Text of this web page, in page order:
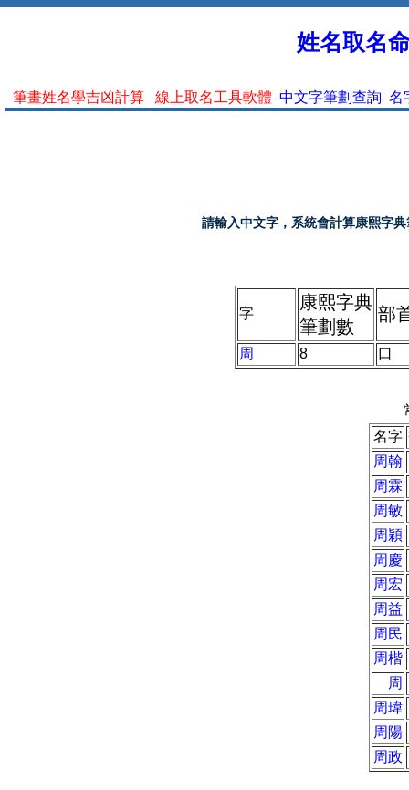
姓名取名
筆畫姓名學吉凶計算 線上取名工具軟體 中文字筆劃查詢 名
請輸入中文字，系統會計算康熙字
字
康熙字典
筆劃數
部
周 8 口
名字
周翰
周霖
周敏
周穎
周慶
周宏
周益
周民
周楷
周
周瑋
周陽
周政